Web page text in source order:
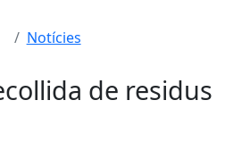
Notícies
de residus